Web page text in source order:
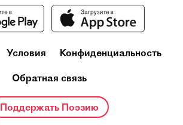
Условия Конфиденциальность
Обратная связь
Поддержать Поэзию